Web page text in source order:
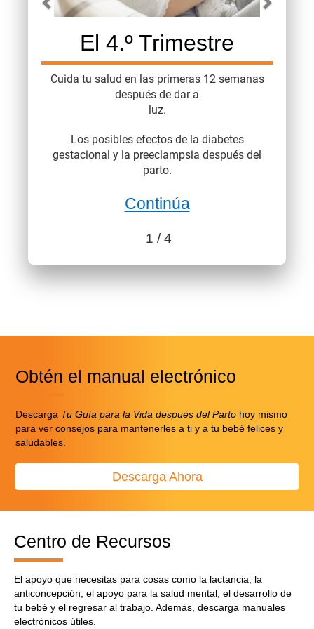
El 4.º Trimestre
Cuida tu salud en las primeras 12 semanas
después de dar a
luz.
Los posibles efectos de la diabetes
gestacional y la preeclampsia después del
parto.
Continúa
1 / 4
Obtén el manual electrónico
Descarga Tu Guía para la Vida después del Parto hoy mismo
para ver consejos para mantenerles a ti y a tu bebé felices y
saludables.
Descarga Ahora
Centro de Recursos
El apoyo que necesitas para cosas como la lactancia, la
anticoncepción, el apoyo para la salud mental, el desarrollo de
tu bebé y el regresar al trabajo. Además, descarga manuales
electrónicos útiles.